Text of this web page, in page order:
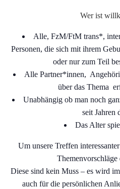
Wer ist
Alle, FzM/FtM trans*,
Personen, die sich mit ihrem
oder nur zum Teil
Alle Partner*innen,
über das Thema
Unabhängig ob man noch
seit Jahren
Das Alter
Um unsere Treffen
Themenvorschläge
Diese sind kein Muss – es wird
auch für die persönlichen